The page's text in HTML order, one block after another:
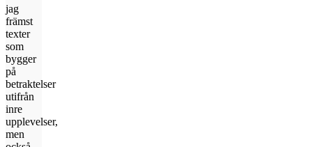
jag
främst
texter
som
bygger
på
betraktelser
utifrån
inre
upplevelser,
men